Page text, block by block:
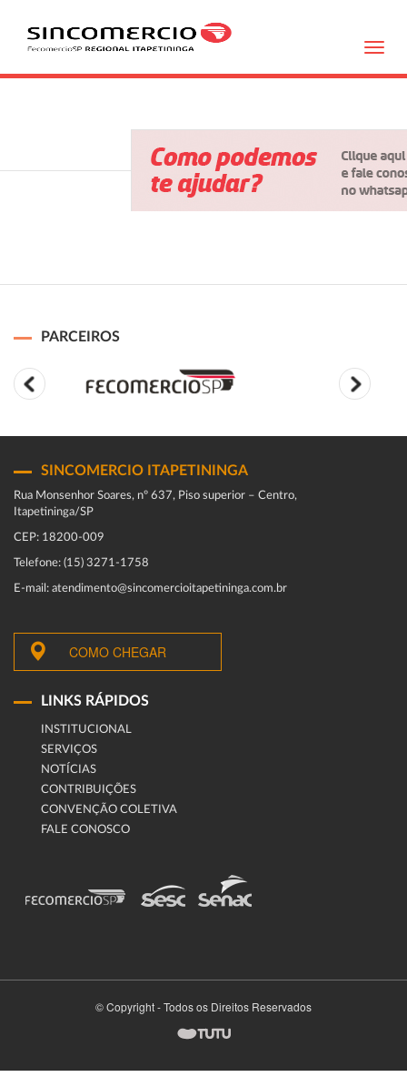
PARCEIROS
SINCOMERCIO ITAPETININGA
Rua Monsenhor Soares, nº 637, Piso superior – Centro,
Itapetininga/SP
CEP: 18200-009
Telefone: (15) 3271-1758
E-mail: atendimento@sincomercioitapetininga.com.br
COMO CHEGAR
LINKS RÁPIDOS
INSTITUCIONAL
SERVIÇOS
NOTÍCIAS
CONTRIBUIÇÕES
CONVENÇÃO COLETIVA
FALE CONOSCO
© Copyright - Todos os Direitos Reservados